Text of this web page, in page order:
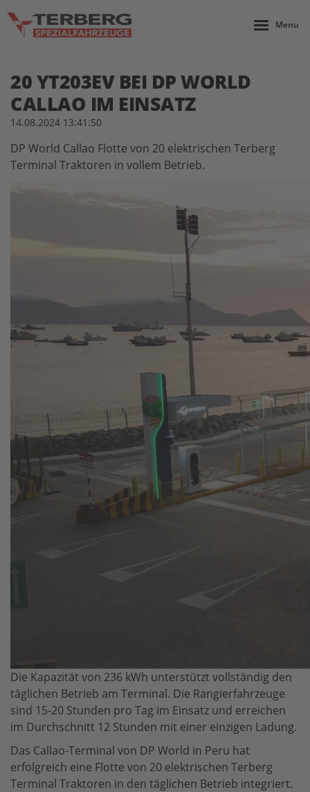
Menu
20 YT203EV BEI DP WORLD
CALLAO IM EINSATZ
14.08.2024 13:41:50
DP World Callao Flotte von 20 elektrischen Terberg
Terminal Traktoren in vollem Betrieb.
Die Kapazität von 236 kWh unterstützt vollständig den
täglichen Betrieb am Terminal. Die Rangierfahrzeuge
sind 15-20 Stunden pro Tag im Einsatz und erreichen
im Durchschnitt 12 Stunden mit einer einzigen Ladung.
Das Callao-Terminal von DP World in Peru hat
erfolgreich eine Flotte von 20 elektrischen Terberg
Terminal Traktoren in den täglichen Betrieb integriert.